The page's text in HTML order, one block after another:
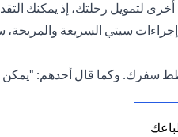
لتمويل رحلتك، إذ يمكنك
سيتي السريعة
سفرك. وكما قال أحدهم: "يمكن